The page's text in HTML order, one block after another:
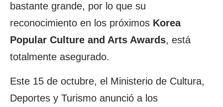
bastante grande, por lo que su
reconocimiento en los próximos Korea
Popular Culture and Arts Awards, está
totalmente asegurado.
Este 15 de octubre, el Ministerio de Cultura,
Deportes y Turismo anunció a los